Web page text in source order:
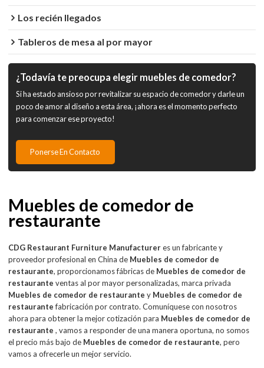
Los recién llegados
Tableros de mesa al por mayor
¿Todavía te preocupa elegir muebles de comedor?
Si ha estado ansioso por revitalizar su espacio de comedor y darle un
poco de amor al diseño a esta área, ¡ahora es el momento perfecto
para comenzar ese proyecto!
Ponerse En Contacto
Muebles de comedor de
restaurante
CDG Restaurant Furniture Manufactureres un fabricante y
proveedor profesional en China de Muebles de comedor de
restaurante, proporcionamos fábricas de Muebles de comedor de
restaurante ventas al por mayor personalizadas, marca privada
Muebles de comedor de restaurante y Muebles de comedor de
restaurantefabricación por contrato. Comuníquese con nosotros
ahora para obtener la mejor cotización para Muebles de comedor de
restaurante , vamos a responder de una manera oportuna, no somos
el precio más bajo de Muebles de comedor de restaurante, pero
vamos a ofrecerle un mejor servicio.